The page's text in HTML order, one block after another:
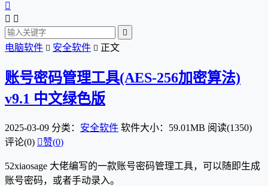

 

电脑软件  安全软件  正文
账号密码管理工具(AES-256加密算法)
v9.1 中文绿色版
2025-03-09 分类： 安全软件 软件大小：59.01MB 阅读(1350)
评论(0) 赞(0)
52xiaosage 大佬编写的一款账号密码管理工具，可以随即生成
账号密码，或者手动录入。